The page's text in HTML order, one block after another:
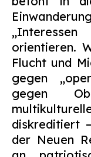
orientieren.
Flucht und
gegen
gegen
diskreditiert
der Neuen